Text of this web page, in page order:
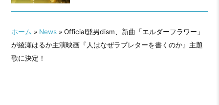
ホーム » News» Official髭男dism、新曲「エルダーフラワー」
が綾瀬はるか主演映画『人はなぜラブレターを書くのか』主題
歌に決定！